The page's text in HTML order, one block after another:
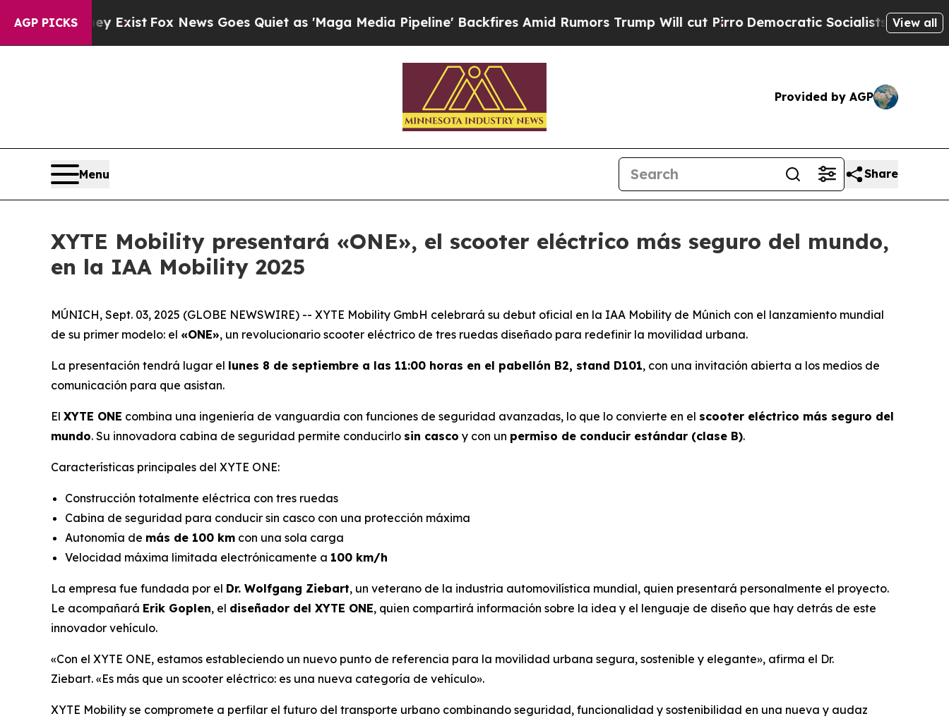
AGP PICKS
They Exist Fox News Goes Quiet as 'Maga Media Pipeline' Backfires Amid Rumors Trump Will cut Pirro Democratic Socialists of AmericaView all
Provided by AGP
Menu Share
XYTE Mobility presentará «ONE», el scooter eléctrico más seguro del mundo,
en la IAA Mobility 2025
MÚNICH, Sept. 03, 2025 (GLOBE NEWSWIRE) -- XYTE Mobility GmbH celebrará su debut oficial en la IAA Mobility de Múnich con el lanzamiento mundial
de su primer modelo: el «ONE», un revolucionario scooter eléctrico de tres ruedas diseñado para redefinir la movilidad urbana.
La presentación tendrá lugar el lunes 8 de septiembre a las 11:00 horas en el pabellón B2, stand D101, con una invitación abierta a los medios de
comunicación para que asistan.
El XYTE ONE combina una ingeniería de vanguardia con funciones de seguridad avanzadas, lo que lo convierte en el scooter eléctrico más seguro del
mundo. Su innovadora cabina de seguridad permite conducirlo sin casco y con un permiso de conducir estándar (clase B).
Características principales del XYTE ONE:
Construcción totalmente eléctrica con tres ruedas
Cabina de seguridad para conducir sin casco con una protección máxima
Autonomía de más de 100 km con una sola carga
Velocidad máxima limitada electrónicamente a 100 km/h
La empresa fue fundada por el Dr. Wolfgang Ziebart, un veterano de la industria automovilística mundial, quien presentará personalmente el proyecto.
Le acompañará Erik Goplen, el diseñador del XYTE ONE, quien compartirá información sobre la idea y el lenguaje de diseño que hay detrás de este
innovador vehículo.
«Con el XYTE ONE, estamos estableciendo un nuevo punto de referencia para la movilidad urbana segura, sostenible y elegante», afirma el Dr.
Ziebart. «Es más que un scooter eléctrico: es una nueva categoría de vehículo».
XYTE Mobility se compromete a perfilar el futuro del transporte urbano combinando seguridad, funcionalidad y sostenibilidad en una nueva y audaz